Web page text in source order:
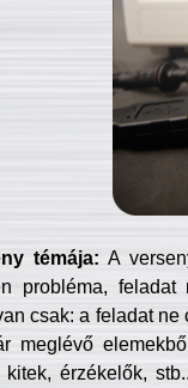
témája: A
probléma, feladat
csak: a feladat
meglévő
kitek, érzékelők,